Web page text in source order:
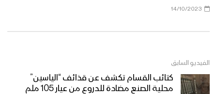
14/10/2023
الفيديو السابق
كتائب القسام تكشف عن قذائف “الياسين”
محلية الصنع مضادة للدروع من عيار 105 ملم